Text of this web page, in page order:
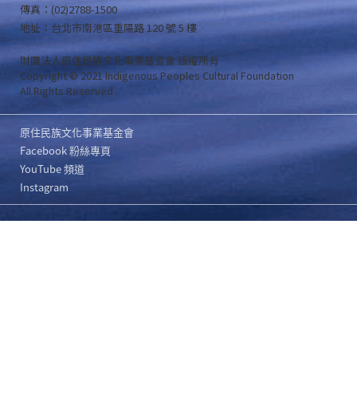
傳真：(02)2788-1500
地址：台北市南港區重陽路 120 號 5 樓
財團法人原住民族文化事業基金會 版權所有
Copyright © 2021 Indigenous Peoples Cultural Foundation
All Rights Reserved .
原住民族文化事業基金會
Facebook 粉絲專頁
YouTube 頻道
Instagram